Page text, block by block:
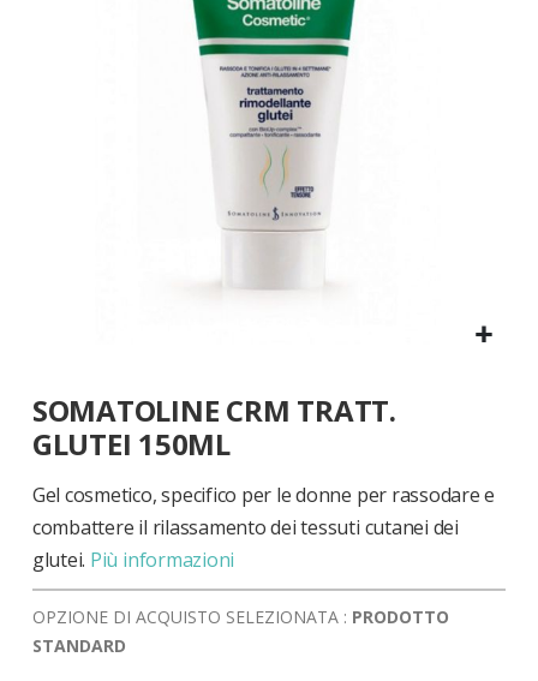
all'inizio
della
galleria
di
immagini
SOMATOLINE CRM TRATT.
GLUTEI 150ML
Gel cosmetico, specifico per le donne per rassodare e
combattere il rilassamento dei tessuti cutanei dei
glutei. Più informazioni
OPZIONE DI ACQUISTO SELEZIONATA : PRODOTTO
STANDARD